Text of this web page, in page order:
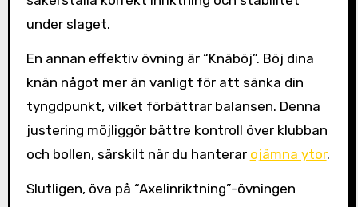
under slaget.
En annan effektiv övning är “Knäböj”. Böj dina
knän något mer än vanligt för att sänka din
tyngdpunkt, vilket förbättrar balansen. Denna
justering möjliggör bättre kontroll över klubban
och bollen, särskilt när du hanterar ojämna ytor.
Slutligen, öva på “Axelinriktning”-övningen